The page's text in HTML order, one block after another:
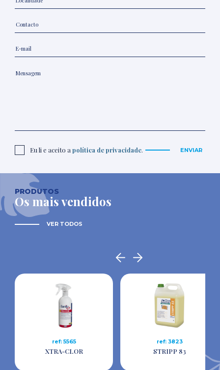
Eu li e aceito a política de privacidade. ENVIAR
PRODUTOS
Os mais vendidos
VER TODOS
ref: 5565
XTRA-CLOR
ref: 3823
STRIPP 83